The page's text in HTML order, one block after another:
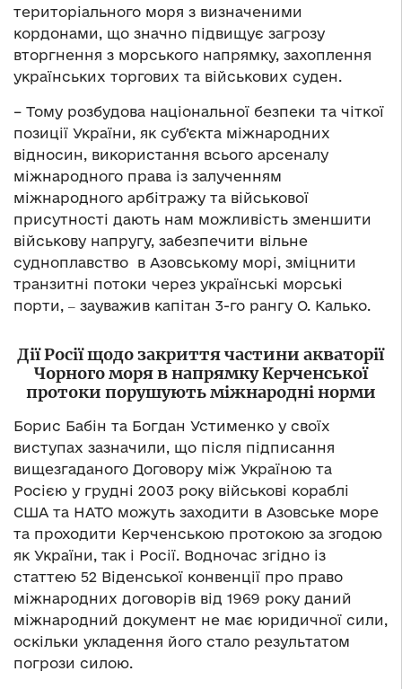
територіального моря з визначеними
кордонами, що значно підвищує загрозу
вторгнення з морського напрямку, захоплення
українських торгових та військових суден.
– Тому розбудова національної безпеки та чіткої
позиції України, як суб’єкта міжнародних
відносин, використання всього арсеналу
міжнародного права із залученням
міжнародного арбітражу та військової
присутності дають нам можливість зменшити
військову напругу, забезпечити вільне
судноплавство в Азовському морі, зміцнити
транзитні потоки через українські морські
порти, ‒ зауважив капітан 3-го рангу О. Калько.
Дії Росії щодо закриття частини акваторії
Чорного моря в напрямку Керченської
протоки порушують міжнародні норми
Борис Бабін та Богдан Устименко у своїх
виступах зазначили, що після підписання
вищезгаданого Договору між Україною та
Росією у грудні 2003 року військові кораблі
США та НАТО можуть заходити в Азовське море
та проходити Керченською протокою за згодою
як України, так і Росії. Водночас згідно із
статтею 52 Віденської конвенції про право
міжнародних договорів від 1969 року даний
міжнародний документ не має юридичної сили,
оскільки укладення його стало результатом
погрози силою.